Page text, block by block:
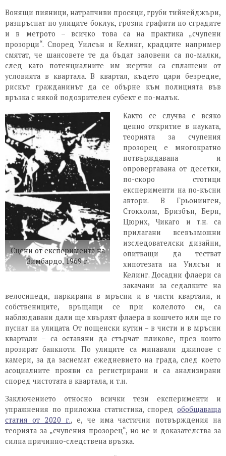
Вонящи пияници, натрапчиви просяци, груби тийнейджъри,
разпръснат по улиците боклук, грозни графити по сградите
и в метрото – всичко това са на практика „счупени
прозорци“. Според Уилсън и Келинг, крадците например
смятат, че шансовете те да бъдат заловени са по-малки,
след като потенциалните им жертви са сплашени от
условията в квартала. В квартал, където цари безредие,
рискът гражданинът да се обърне към полицията във
връзка с някой подозрителен субект е по-малък.
Сцени от експеримента на
Зимбардо, 1969 г.
Както се случва с всяко
ценно откритие в науката,
теорията за счупения
прозорец е многократно
потвърждавана и
опровергавана от десетки,
по-скоро стотици
експерименти на по-късни
автори. В Грьонинген,
Стокхолм, Бризбън, Берн,
Цюрих, Чикаго и т.н. са
прилагани всевъзможни
изследователски дизайни,
опитващи да тестват
хипотезата на Уилсън и
Келинг. Досадни флаери са
закачани за седалките на
велосипеди, паркирани в мръсни и в чисти квартали, и
собствениците, връщащи се при колелото си, са
наблюдавани дали ще хвърлят флаера в кошчето или ще го
пуснат на улицата. От пощенски кутии – в чисти и в мръсни
квартали – са оставяни да стърчат пликове, през които
прозират банкноти. По улиците са минавали джипове с
камери, за да заснемат ежедневието на града, след което
асоциалните прояви са регистрирани и са анализирани
според чистотата в квартала, и т.н.
Заключението относно всички тези експерименти и
упражнения по приложна статистика, според обобщаваща
статия от 2020 г., е, че има частични потвърждения на
теорията за „счупения прозорец“, но не и доказателства за
силна причинно-следствена връзка.